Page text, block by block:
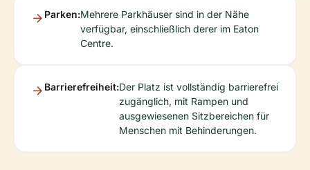
Parken:Mehrere Parkhäuser sind in der Nähe
verfügbar, einschließlich derer im Eaton
Centre.
Barrierefreiheit:Der Platz ist vollständig barrierefrei
zugänglich, mit Rampen und
ausgewiesenen Sitzbereichen für
Menschen mit Behinderungen.